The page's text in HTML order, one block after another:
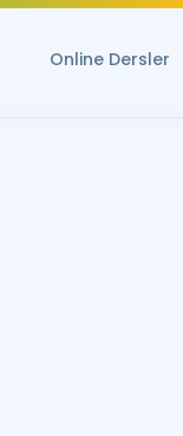
Online Dersler